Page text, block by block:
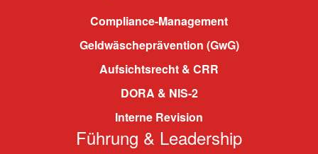
Compliance-Management
Geldwäscheprävention (GwG)
Aufsichtsrecht & CRR
DORA & NIS-2
Interne Revision
Führung & Leadership